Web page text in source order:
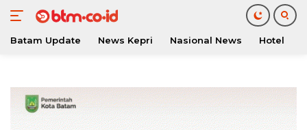
konten
Batam Update News Kepri Nasional News Hotel